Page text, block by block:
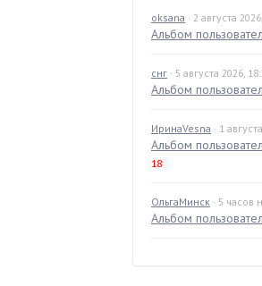
oksana · 2 августа
Альбом
снг · 5 августа 2026,
Альбом
ИринаVesna · 1
Альбом
18
ОльгаМинск · 5 часов
Альбом